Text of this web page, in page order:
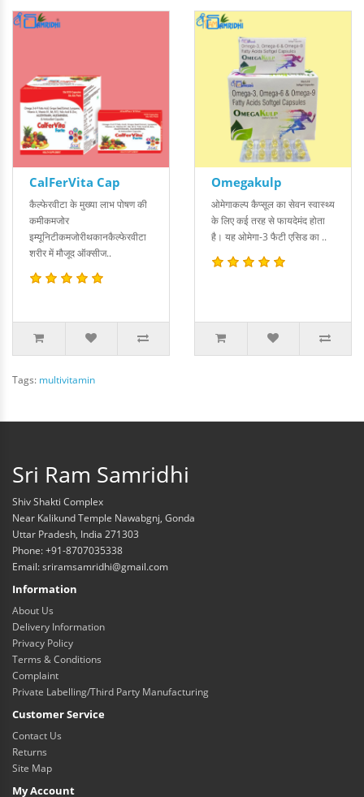
CalFerVita Cap
कैल्फेरवीटा के मुख्या लाभ पोषण की
कमीकमजोर
इम्यूनिटीकमजोरीथकानकैल्फेरवीटा
शरीर में मौजूद ऑक्सीज..
Omegakulp
ओमेगाकल्प कैप्सूल का सेवन स्वास्थ्य
के लिए कई तरह से फायदेमंद होता
है। यह ओमेगा-3 फैटी एसिड का ..
Tags: multivitamin
Sri Ram Samridhi
Shiv Shakti Complex
Near Kalikund Temple Nawabgnj, Gonda
Uttar Pradesh, India 271303
Phone: +91-8707035338
Email: sriramsamridhi@gmail.com
Information
About Us
Delivery Information
Privacy Policy
Terms & Conditions
Complaint
Private Labelling/Third Party Manufacturing
Customer Service
Contact Us
Returns
Site Map
My Account